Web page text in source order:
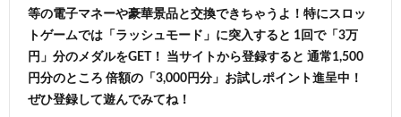
等の電子マネーや豪華景品と交換できちゃうよ！特にスロッ
トゲームでは「ラッシュモード」に突入すると 1回で「3万
円」分のメダルをGET！ 当サイトから登録すると 通常1,500
円分のところ 倍額の「3,000円分」お試しポイント進呈中！
ぜひ登録して遊んでみてね！